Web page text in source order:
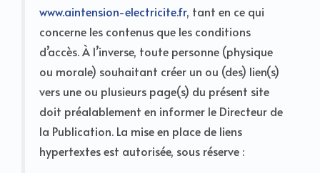
www.aintension-electricite.fr, tant en ce qui
concerne les contenus que les conditions
d’accès. À l’inverse, toute personne (physique
ou morale) souhaitant créer un ou (des) lien(s)
vers une ou plusieurs page(s) du présent site
doit préalablement en informer le Directeur de
la Publication. La mise en place de liens
hypertextes est autorisée, sous réserve :